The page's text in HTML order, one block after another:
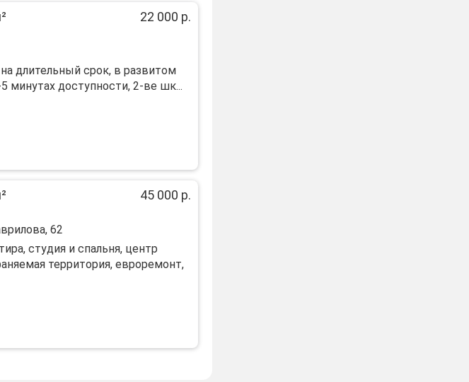
22 000 р.
длительный срок, в развитом
минутах доступности, 2-ве шк...
45 000 р.
62
студия и спальня, центр
территория, евроремонт,